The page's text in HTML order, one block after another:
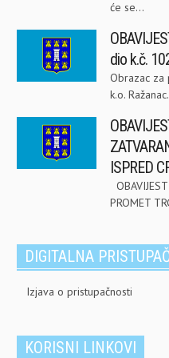
će se...
dio k.č.
Obrazac
k.o.
ISPRED
PROMET
DIGITALNA
Izjava o pristupačnosti
KORISNI LINKOVI